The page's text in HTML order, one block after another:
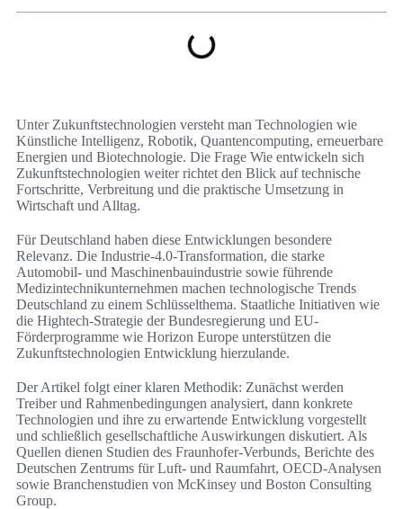
Unter Zukunftstechnologien versteht man Technologien wie
Künstliche Intelligenz, Robotik, Quantencomputing, erneuerbare
Energien und Biotechnologie. Die Frage Wie entwickeln sich
Zukunftstechnologien weiter richtet den Blick auf technische
Fortschritte, Verbreitung und die praktische Umsetzung in
Wirtschaft und Alltag.
Für Deutschland haben diese Entwicklungen besondere
Relevanz. Die Industrie-4.0-Transformation, die starke
Automobil- und Maschinenbauindustrie sowie führende
Medizintechnikunternehmen machen technologische Trends
Deutschland zu einem Schlüsselthema. Staatliche Initiativen wie
die Hightech-Strategie der Bundesregierung und EU-
Förderprogramme wie Horizon Europe unterstützen die
Zukunftstechnologien Entwicklung hierzulande.
Der Artikel folgt einer klaren Methodik: Zunächst werden
Treiber und Rahmenbedingungen analysiert, dann konkrete
Technologien und ihre zu erwartende Entwicklung vorgestellt
und schließlich gesellschaftliche Auswirkungen diskutiert. Als
Quellen dienen Studien des Fraunhofer-Verbunds, Berichte des
Deutschen Zentrums für Luft- und Raumfahrt, OECD-Analysen
sowie Branchenstudien von McKinsey und Boston Consulting
Group.